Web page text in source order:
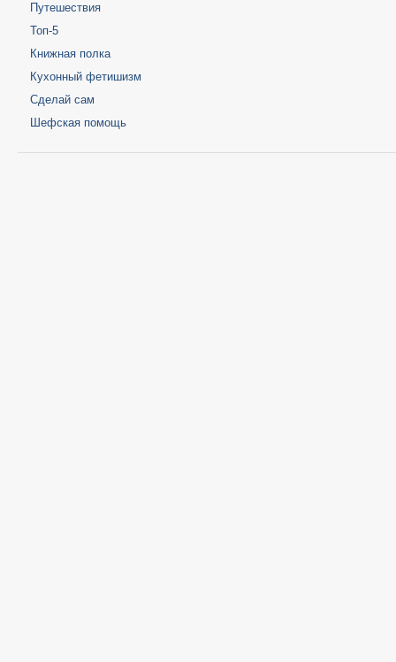
Путешествия
Топ-5
Книжная полка
Кухонный фетишизм
Сделай сам
Шефская помощь